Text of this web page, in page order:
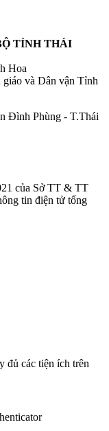
TỈNH THÁI
Hoa
và Dân vận Tỉnh
Đình Phùng - T.Thái
của Sở TT & TT
tin điện tử tổng
đủ các tiện ích trên